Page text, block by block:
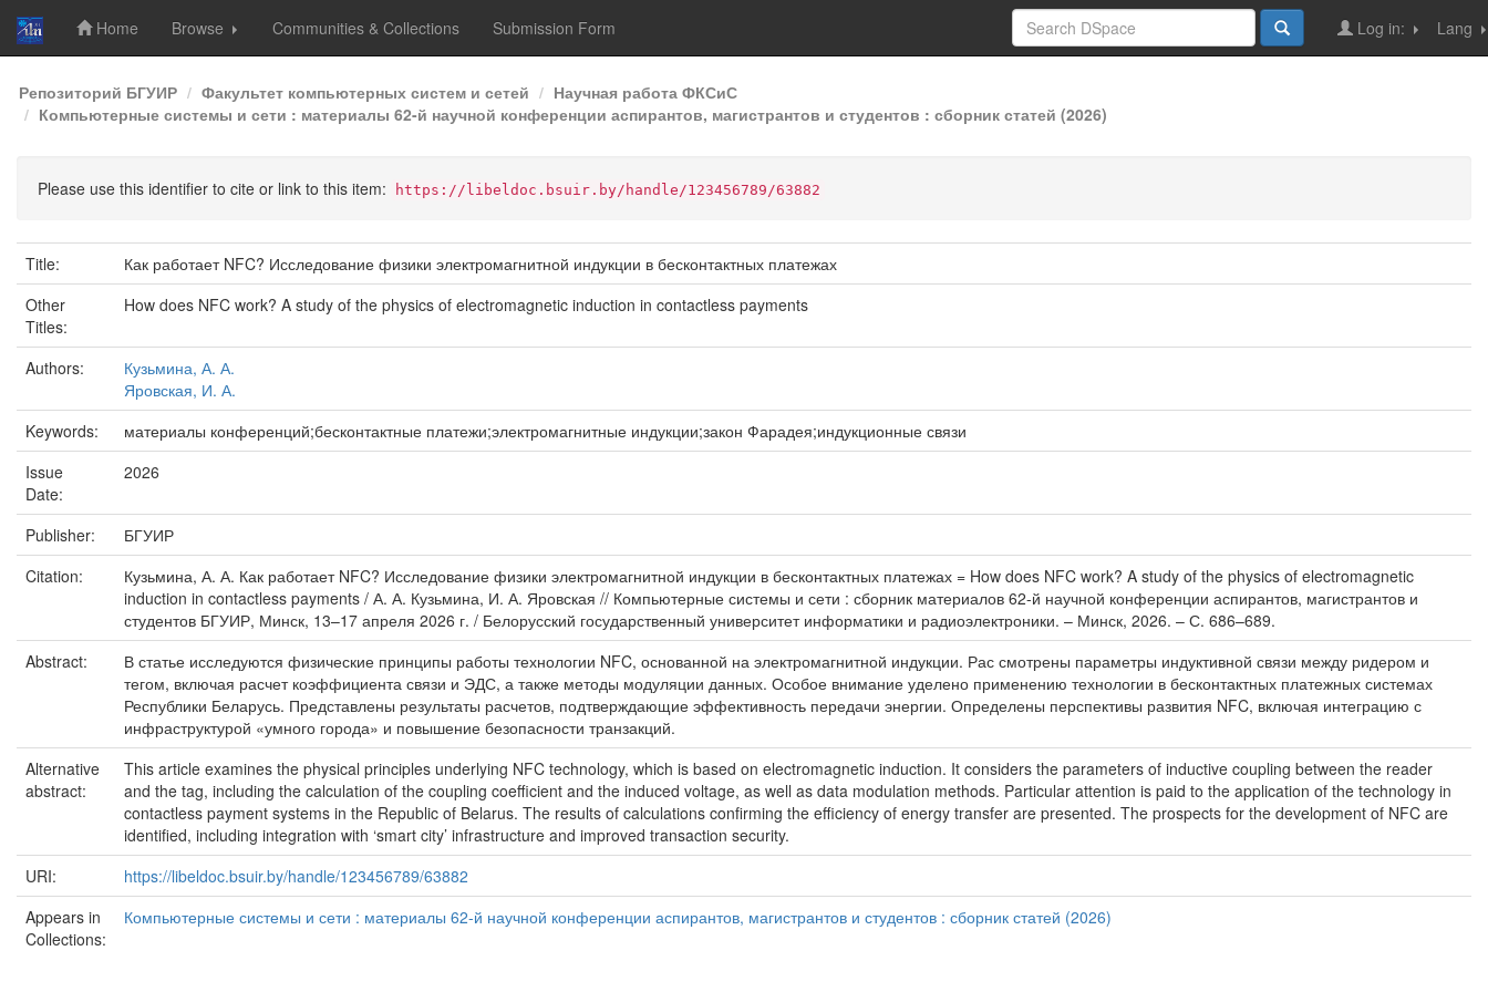
Skip
navigation
Home Browse Communities & Collections Submission Form Lang
Log in:
Репозиторий БГУИР Факультет компьютерных систем и сетей
Научная работа ФКСиС
Компьютерные системы и сети : материалы 62-й научной конференции аспирантов, магистрантов и студентов : сборник статей (2026)
Please use this identifier to cite or link to this item: https://libeldoc.bsuir.by/handle/123456789/63882
Title:
Как работает NFC? Исследование физики электромагнитной индукции в бесконтактных платежах
Other
Titles:
How does NFC work? A study of the physics of electromagnetic induction in contactless payments
Authors:
Кузьмина, А. А.
Яровская, И. А.
Keywords:
материалы конференций;бесконтактные платежи;электромагнитные индукции;закон Фарадея;индукционные связи
Issue
Date:
2026
Publisher:
БГУИР
Citation:
Кузьмина, А. А. Как работает NFC? Исследование физики электромагнитной индукции в бесконтактных платежах = How does NFC work? A study of the physics of electromagnetic
induction in contactless payments / А. А. Кузьмина, И. А. Яровская // Компьютерные системы и сети : сборник материалов 62-й научной конференции аспирантов, магистрантов и
студентов БГУИР, Минск, 13–17 апреля 2026 г. / Белорусский государственный университет информатики и радиоэлектроники. – Минск, 2026. – С. 686–689.
Abstract:
В статье исследуются физические принципы работы технологии NFC, основанной на электромагнитной индукции. Рас смотрены параметры индуктивной связи между ридером и
тегом, включая расчет коэффициента связи и ЭДС, а также методы модуляции данных. Особое внимание уделено применению технологии в бесконтактных платежных системах
Республики Беларусь. Представлены результаты расчетов, подтверждающие эффективность передачи энергии. Определены перспективы развития NFC, включая интеграцию с
инфраструктурой «умного города» и повышение безопасности транзакций.
Alternative
abstract:
This article examines the physical principles underlying NFC technology, which is based on electromagnetic induction. It considers the parameters of inductive coupling between the reader
and the tag, including the calculation of the coupling coefficient and the induced voltage, as well as data modulation methods. Particular attention is paid to the application of the technology in
contactless payment systems in the Republic of Belarus. The results of calculations confirming the efficiency of energy transfer are presented. The prospects for the development of NFC are
identified, including integration with ‘smart city’ infrastructure and improved transaction security.
URI:
https://libeldoc.bsuir.by/handle/123456789/63882
Appears in
Collections:
Компьютерные системы и сети : материалы 62-й научной конференции аспирантов, магистрантов и студентов : сборник статей (2026)